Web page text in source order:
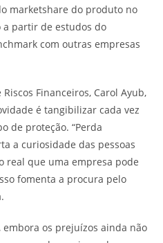
marketshare do produto no
a partir de estudos do
com outras empresas
Financeiros, Carol Ayub,
é tangibilizar cada vez
de proteção. “Perda
a curiosidade das pessoas
real que uma empresa pode
fomenta a procura pelo
os prejuízos ainda não